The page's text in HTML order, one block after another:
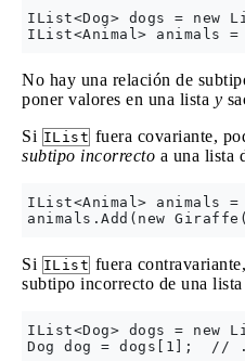
IList<Dog> dogs = new
No hay una relación de
poner valores en una lista y
Si IList fuera covariante,
subtipo incorrecto a una lista
IList<Animal> animals
Si IList fuera
subtipo incorrecto de una
IList<Dog> dogs =